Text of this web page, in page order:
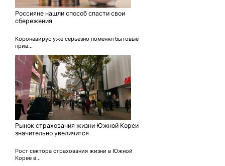
Россияне нашли способ спасти свои
сбережения
Коронавирус уже серьезно поменял бытовые
прив...
Рынок страхования жизни Южной Кореи
значительно увеличится
Рост сектора страхования жизни в Южной
Корее в...